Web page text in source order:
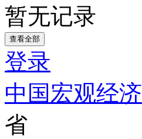
暂无记录
查看全部
登录
中国宏观经济
省